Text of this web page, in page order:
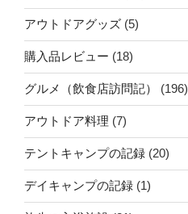
アウトドアグッズ (5)
購入品レビュー (18)
グルメ（飲食店訪問記） (196)
アウトドア料理 (7)
テントキャンプの記録 (20)
デイキャンプの記録 (1)